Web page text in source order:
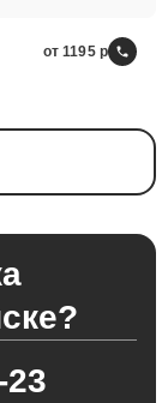
от 1195
23